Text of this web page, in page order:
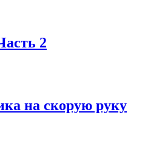
2
на скорую руку